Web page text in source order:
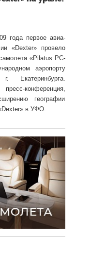
года первое авиа-
«Dexter» провело
«Pilatus PC-
аэропорту
Екатеринбурга.
конференция,
географии
в УФО.